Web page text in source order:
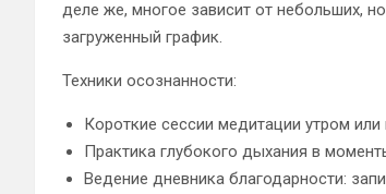
деле же, многое зависит от небольших,
загруженный график.
Техники осознанности:
Короткие сессии медитации утром
Практика глубокого дыхания в
Ведение дневника благодарности: